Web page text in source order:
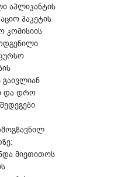
აპლიკანტის
პაკეტის
კომისიის
გაივლიან
და დრო
მიეთითოს